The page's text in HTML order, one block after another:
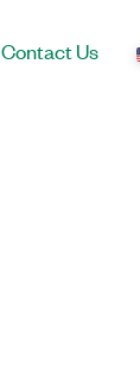
Contact Us